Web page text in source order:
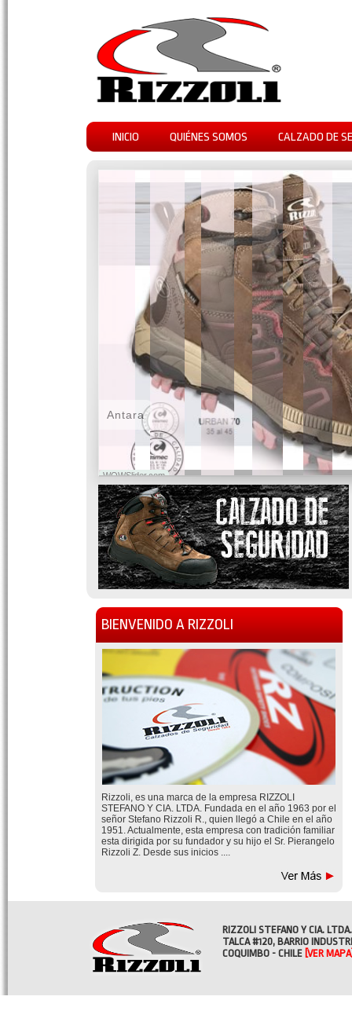
INICIO QUIÉNES SOMOS CALZADO DE
WOWSlider.com
Antara
BIENVENIDO A RIZZOLI
Rizzoli, es una marca de la empresa RIZZOLI
STEFANO Y CIA. LTDA. Fundada en el año 1963 por el
señor Stefano Rizzoli R., quien llegó a Chile en el año
1951. Actualmente, esta empresa con tradición familiar
esta dirigida por su fundador y su hijo el Sr. Pierangelo
Rizzoli Z. Desde sus inicios ....
RIZZOLI STEFANO Y CIA. LTDA.
TALCA #120, BARRIO
COQUIMBO - CHILE [VER